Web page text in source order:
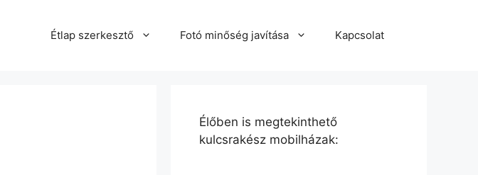
Étlap szerkesztő Fotó minőség javítása Kapcsolat
Élőben is megtekinthető
kulcsrakész mobilházak: